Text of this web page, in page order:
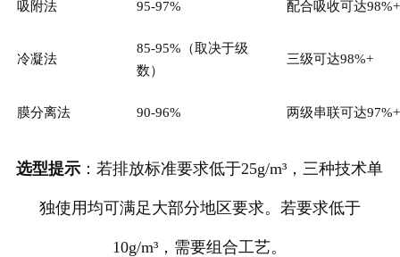
吸附法 95-97% 配合吸收可达98%+
冷凝法
85-95%（取决于级
数）
三级可达98%+
膜分离法 90-96% 两级串联可达97%+
选型提示 ：若排放标准要求低于25g/m³，三种技术单
独使用均可满足大部分地区要求。若要求低于
10g/m³，需要组合工艺。